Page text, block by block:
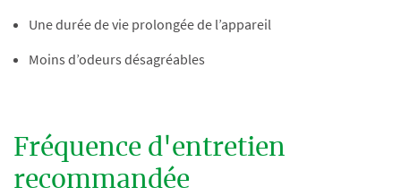
Une durée de vie prolongée de l’appareil
Moins d’odeurs désagréables
Fréquence d'entretien
recommandée